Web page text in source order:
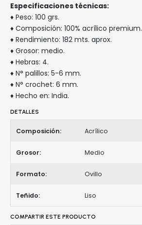
Especificaciones técnicas:
♦ Peso: 100 grs.
♦ Composición: 100% acrílico premium.
♦ Rendimiento: 182 mts. aprox.
♦ Grosor: medio.
♦ Hebras: 4.
♦ N° palillos: 5-6 mm.
♦ N° crochet: 6 mm.
♦ Hecho en: India.
DETALLES
Composición: Acrílico
Grosor: Medio
Formato: Ovillo
Teñido: Liso
COMPARTIR ESTE PRODUCTO